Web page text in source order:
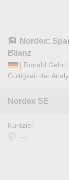
Nordex:
Bilanz
| Ronald Gehrt
Gültigkeit der
Nordex SE
Kursziel
—